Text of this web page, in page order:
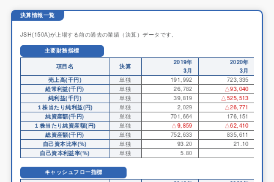
決算情報一覧
JSH(150A)が上場する前の過去の業績（決算）データです。
主要財務指標
項目名
決算
2019年
3月
2020年
3月
売上高(千円)
単独 191,992
723,335
経常利益(千円)
単独 26,782
△93,040
純利益(千円)
単独 39,819
△525,513
１株当たり純利益(円)
単独 2,029
△26,771
純資産額(千円)
単独 701,664
176,151
１株当たり純資産額(円)
単独 △9,859
△62,410
総資産額(千円)
単独 752,633
835,611
自己資本比率(%)
単独 93.20
21.10
自己資本利益率(%)
単独 5.80
キャッシュフロー指標